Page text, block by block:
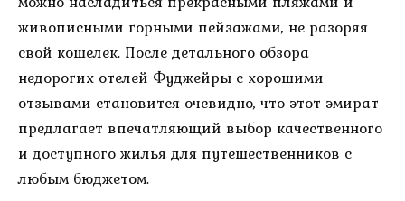
живописными горными пейзажами, не разоряя
свой кошелек. После детального обзора
недорогих отелей Фуджейры с хорошими
отзывами становится очевидно, что этот эмират
предлагает впечатляющий выбор качественного
и доступного жилья для путешественников с
любым бюджетом.